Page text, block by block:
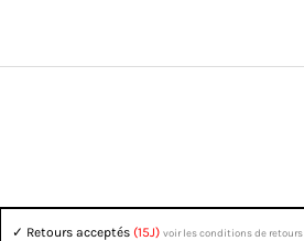
✓ Retours acceptés (15J) voir les conditions de retours